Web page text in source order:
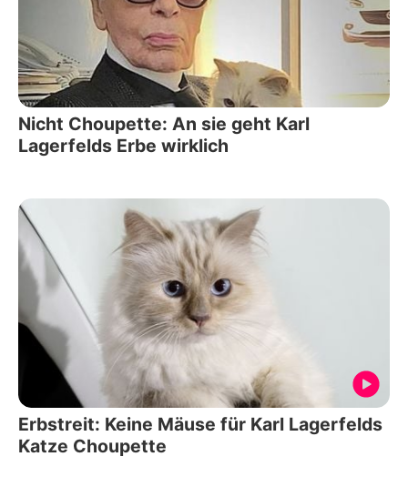
Nicht Choupette: An sie geht Karl
Lagerfelds Erbe wirklich
Erbstreit: Keine Mäuse für Karl Lagerfelds
Katze Choupette